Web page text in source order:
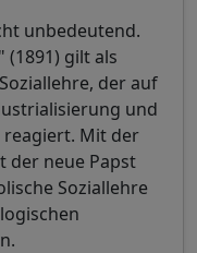
unbedeutend.
(1891) gilt als
der auf
und
reagiert. Mit der
der neue Papst
Soziallehre